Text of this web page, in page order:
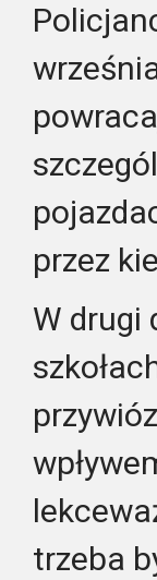
przez
W drugi
trzeba